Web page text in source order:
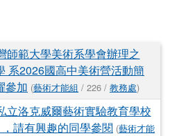
師範大學美術系學會辦理之
系2026國高中美術營活動簡
參加 (藝術才能組 / 226 / 教務處)
立洛克威爾藝術實驗教育學校
請有興趣的同學參閱 (藝術才能